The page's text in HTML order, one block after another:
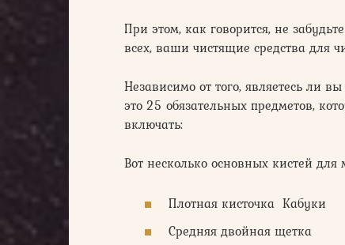
При этом, как говорится, не
всех, ваши чистящие средства для
Независимо от того, являетесь ли
это 25 обязательных предметов,
включать:
Вот несколько основных кистей для
Плотная кисточка Кабуки
Средняя двойная щетка